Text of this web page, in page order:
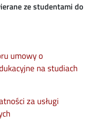
ze studentami do
umowy o
na studiach
za usługi